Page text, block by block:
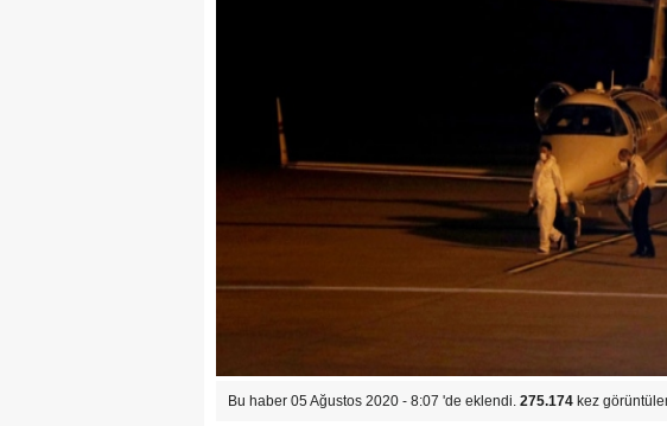
Bu haber 05 Ağustos 2020 - 8:07 'de eklendi. 275.174 kez